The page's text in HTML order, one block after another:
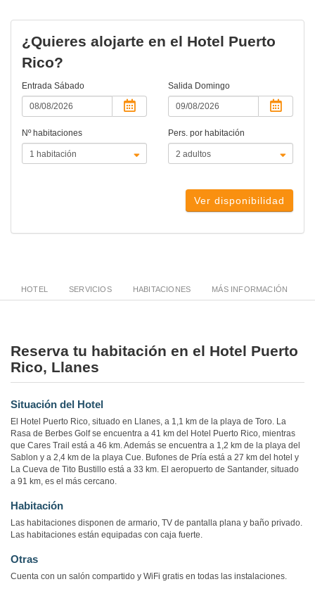
¿Quieres alojarte en el Hotel Puerto
Rico?
Entrada Sábado Salida Domingo
Nº habitaciones Pers. por habitación
Ver disponibilidad
HOTEL SERVICIOS HABITACIONES MÁS INFORMACIÓN
Reserva tu habitación en el Hotel Puerto
Rico, Llanes
Situación del Hotel
El Hotel Puerto Rico, situado en Llanes, a 1,1 km de la playa de Toro. La
Rasa de Berbes Golf se encuentra a 41 km del Hotel Puerto Rico, mientras
que Cares Trail está a 46 km. Además se encuentra a 1,2 km de la playa del
Sablon y a 2,4 km de la playa Cue. Bufones de Pría está a 27 km del hotel y
La Cueva de Tito Bustillo está a 33 km. El aeropuerto de Santander, situado
a 91 km, es el más cercano.
Habitación
Las habitaciones disponen de armario, TV de pantalla plana y baño privado.
Las habitaciones están equipadas con caja fuerte.
Otras
Cuenta con un salón compartido y WiFi gratis en todas las instalaciones.